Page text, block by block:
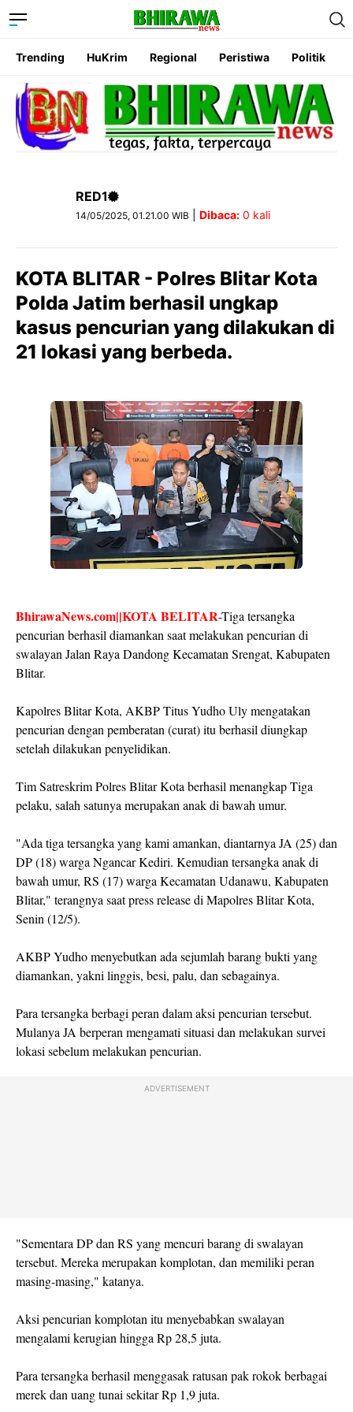
Trending HuKrim Regional Peristiwa Politik
RED1
14/05/2025, 01.21.00 WIB Dibaca: 0 kali
KOTA BLITAR - Polres Blitar Kota
Polda Jatim berhasil ungkap
kasus pencurian yang dilakukan di
21 lokasi yang berbeda.
BhirawaNews.com||KOTA BELITAR-Tiga tersangka
pencurian berhasil diamankan saat melakukan pencurian di
swalayan Jalan Raya Dandong Kecamatan Srengat, Kabupaten
Blitar.
Kapolres Blitar Kota, AKBP Titus Yudho Uly mengatakan
pencurian dengan pemberatan (curat) itu berhasil diungkap
setelah dilakukan penyelidikan.
Tim Satreskrim Polres Blitar Kota berhasil menangkap Tiga
pelaku, salah satunya merupakan anak di bawah umur.
"Ada tiga tersangka yang kami amankan, diantarnya JA (25) dan
DP (18) warga Ngancar Kediri. Kemudian tersangka anak di
bawah umur, RS (17) warga Kecamatan Udanawu, Kabupaten
Blitar," terangnya saat press release di Mapolres Blitar Kota,
Senin (12/5).
AKBP Yudho menyebutkan ada sejumlah barang bukti yang
diamankan, yakni linggis, besi, palu, dan sebagainya.
Para tersangka berbagi peran dalam aksi pencurian tersebut.
Mulanya JA berperan mengamati situasi dan melakukan survei
lokasi sebelum melakukan pencurian.
ADVERTISEMENT
"Sementara DP dan RS yang mencuri barang di swalayan
tersebut. Mereka merupakan komplotan, dan memiliki peran
masing-masing," katanya.
Aksi pencurian komplotan itu menyebabkan swalayan
mengalami kerugian hingga Rp 28,5 juta.
Para tersangka berhasil menggasak ratusan pak rokok berbagai
merek dan uang tunai sekitar Rp 1,9 juta.